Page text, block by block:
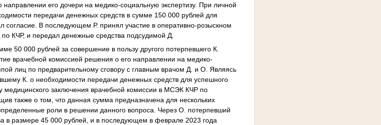
его дочери на медико-социальную экспертизу. При личной
передачи денежных средств в сумме 150 000 рублей для
согласие. В последующем Р. принял участие в оперативно-розыскном
КЧР, и передал денежные средства подсудимой Д.
50 000 рублей за совершение в пользу другого потерпевшего К.
врачебной комиссией решения о его направлении на медико-
лиц по предварительному сговору с главным врачом Д. и О. Являясь
К. о необходимости передачи денежных средств для успешного
медицинского заключения врачебной комиссии в МСЭК КЧР по
также о том, что данная сумма предназначена для нескольких
роли в решении данного вопроса. Через О. потерпевший
в размере 45 000 рублей, и в последующем в феврале 2023 года